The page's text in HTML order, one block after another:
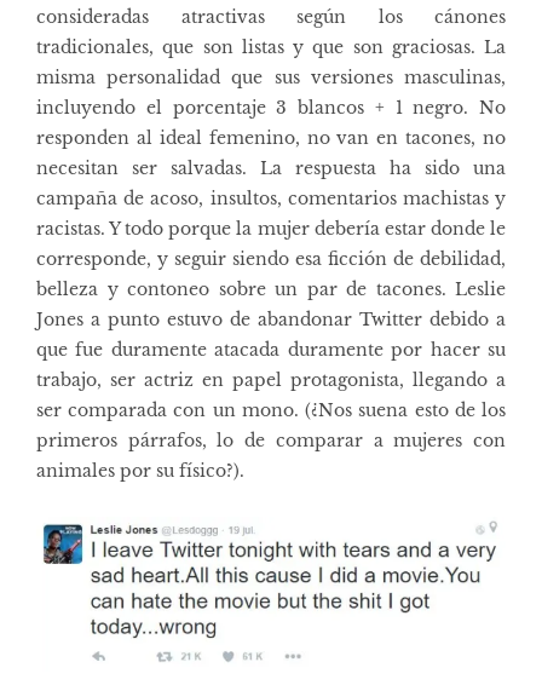
consideradas atractivas según los cánones
tradicionales, que son listas y que son graciosas. La
misma personalidad que sus versiones masculinas,
incluyendo el porcentaje 3 blancos + 1 negro. No
responden al ideal femenino, no van en tacones, no
necesitan ser salvadas. La respuesta ha sido una
campaña de acoso, insultos, comentarios machistas y
racistas. Y todo porque la mujer debería estar donde le
corresponde, y seguir siendo esa ficción de debilidad,
belleza y contoneo sobre un par de tacones. Leslie
Jones a punto estuvo de abandonar Twitter debido a
que fue duramente atacada duramente por hacer su
trabajo, ser actriz en papel protagonista, llegando a
ser comparada con un mono. (¿Nos suena esto de los
primeros párrafos, lo de comparar a mujeres con
animales por su físico?).